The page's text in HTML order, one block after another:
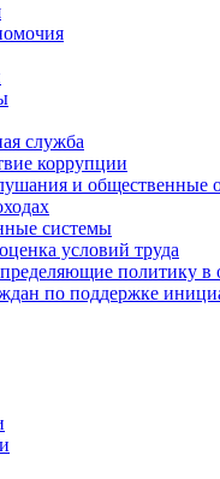
служба
коррупции
и общественные
системы
условий труда
политику в
по поддержке